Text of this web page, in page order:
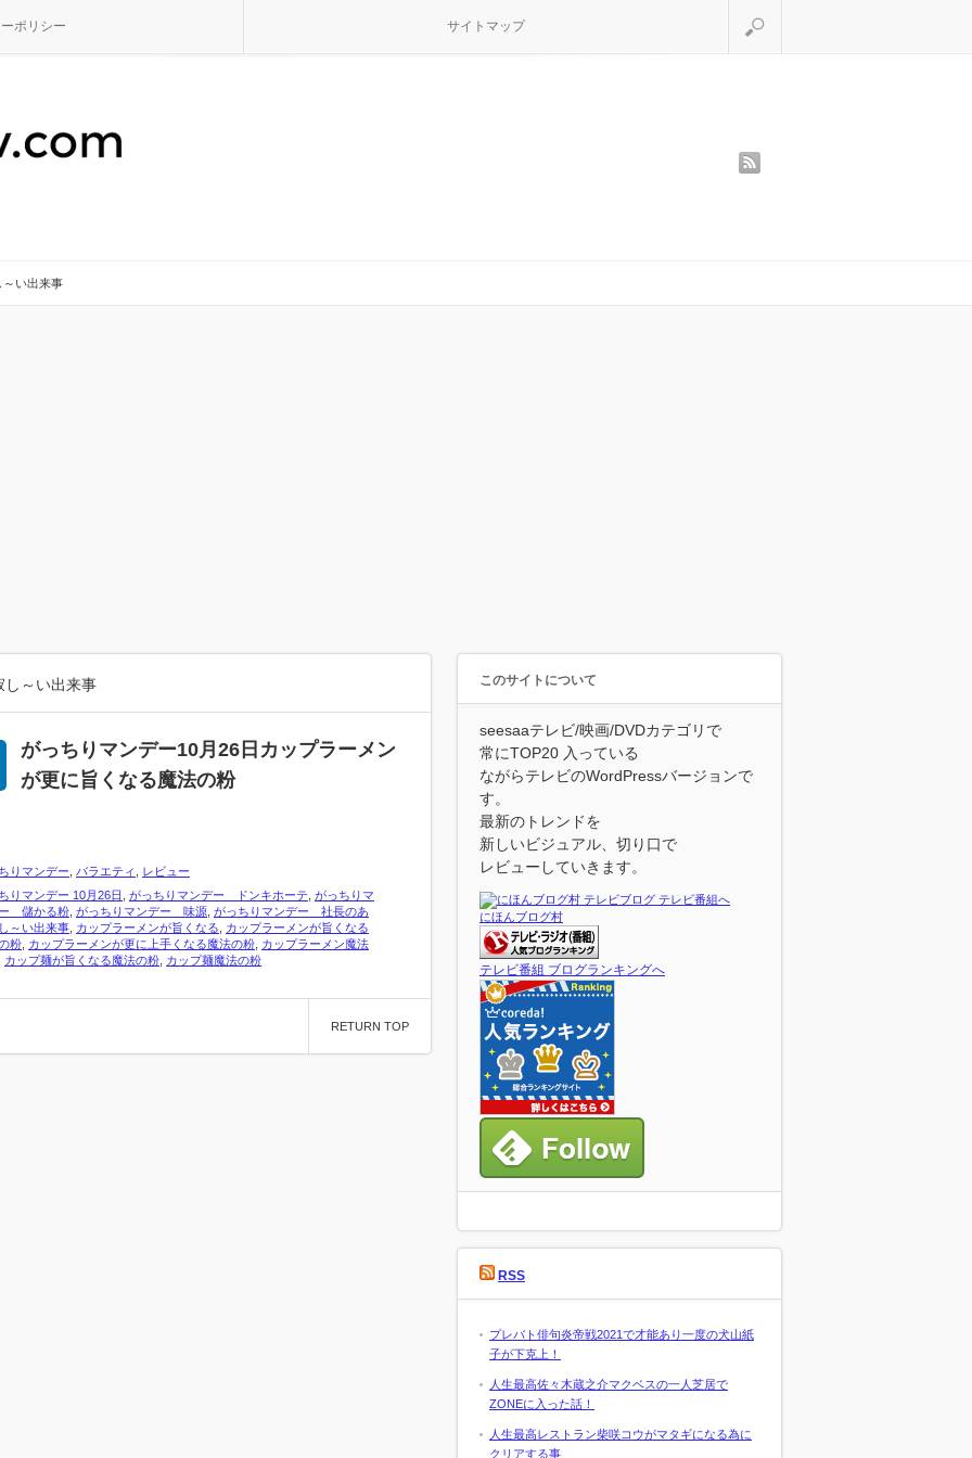
ポリシー サイトマップ
い出来事
～い出来事
がっちりマンデー10月26日カップラーメン
が更に旨くなる魔法の粉
りマンデー バラエティ
レビュー
りマンデー 10月26日
がっちりマンデー ドンキホーテ がっちりマ
儲かる粉 がっちりマンデー 味源 がっちりマンデー 社長のあ
～い出来事 カップラーメンが旨くなる
カップラーメンが旨くなる
粉 カップラーメンが更に上手くなる魔法の粉 カップラーメン魔法
カップ麺が旨くなる魔法の粉 カップ麺魔法の粉
RETURN TOP
このサイトについて
seesaaテレビ/映画/DVDカテゴリで
常にTOP20 入っている
ながらテレビのWordPressバージョンで
す。
最新のトレンドを
新しいビジュアル、切り口で
レビューしていきます。
にほんブログ村
テレビ番組 ブログランキングへ
RSS
プレバト俳句炎帝戦2021で才能あり一度の犬山紙
子が下克上！
人生最高佐々木蔵之介マクベスの一人芝居で
ZONEに入った話！
人生最高レストラン柴咲コウがマタギになる為に
クリアする事